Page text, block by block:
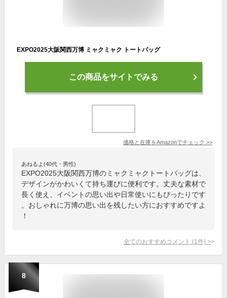
EXPO2025大阪関西万博 ミャクミャク トートバッグ
この商品をサイトでみる
価格と在庫をAmazonでチェック >>
あねるよ(40代・男性)
EXPO2025大阪関西万博のミャクミャクトートバッグは、
デザインがかわいくて持ち運びに便利です。丈夫な素材で
長く使え、イベントの思い出や日常使いにもぴったりです
。おしゃれに万博の思い出を残したい方におすすめですよ
！
全てのおすすめコメント (1 件) >
8